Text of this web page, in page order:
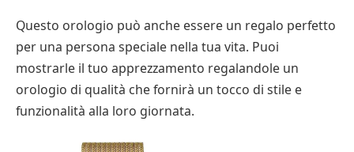
Questo orologio può anche essere un regalo perfetto
per una persona speciale nella tua vita. Puoi
mostrarle il tuo apprezzamento regalandole un
orologio di qualità che fornirà un tocco di stile e
funzionalità alla loro giornata.